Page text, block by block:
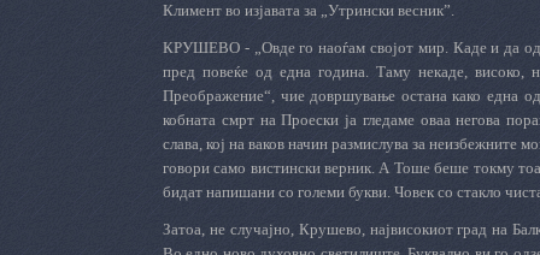
Климент во изјавата за „Утрински весник”.
КРУШЕВО - „Овде го наоѓам својот мир. Каде и да
пред повеќе од една година. Таму некаде,
Преображение“, чие довршување остана како една
кобната смрт на Проески ја гледаме оваа негова
слава, кој на ваков начин размислува за неизбежните
говори само вистински верник. А Тоше беше токму
бидат напишани со големи букви. Човек со стакло
Затоа, не случајно, Крушево, највисокиот град на